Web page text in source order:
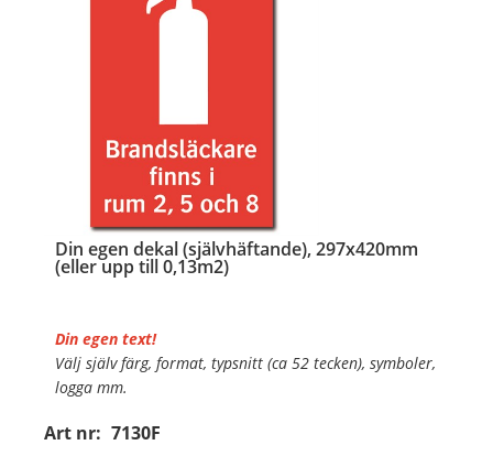
Din egen dekal (självhäftande), 297x420mm
(eller upp till 0,13m2)
Art nr: 7130F
Din egen text!
Välj själv färg, format, typsnitt (ca 52 tecken), symboler,
logga mm.
Material:Självhäftande folie